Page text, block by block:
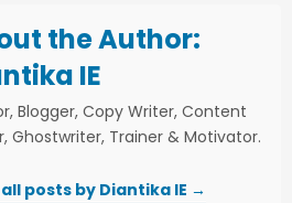
the Author:
IE
Blogger, Copy Writer, Content
Ghostwriter, Trainer & Motivator.
posts by Diantika IE →